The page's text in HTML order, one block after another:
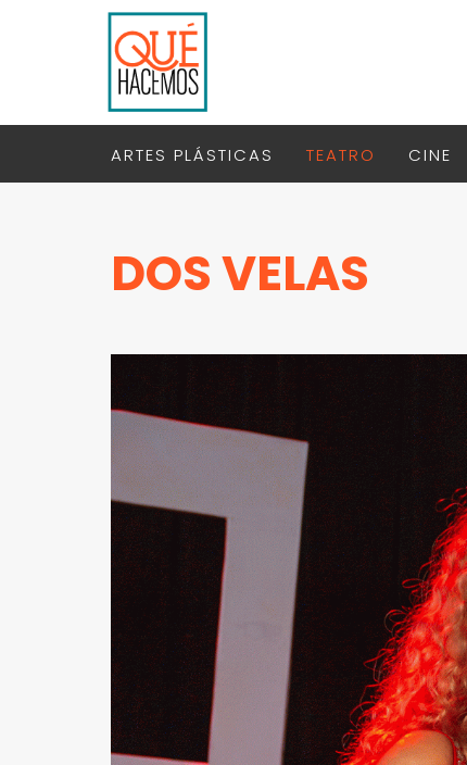
ARTES PLÁSTICAS TEATRO CINE
DOS VELAS